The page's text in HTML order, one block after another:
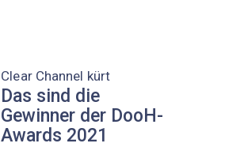
Clear Channel kürt
Das sind die
Gewinner der DooH-
Awards 2021